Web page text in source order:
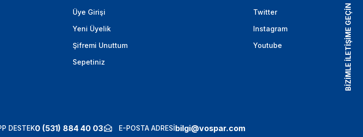
Üye Girişi
Yeni Üyelik
Şifremi Unuttum
Sepetiniz
Twitter
Instagram
Youtube
DESTEK0 (531) 884 40 03 E-POSTA ADRESİbilgi@vospar.com
BİZİMLE İLETİŞİME GEÇİN